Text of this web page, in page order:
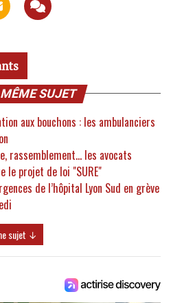
SUJET
aux bouchons : les ambulanciers
rassemblement… les avocats
le projet de loi "SURE"
de l’hôpital Lyon Sud en grève
sujet ↓